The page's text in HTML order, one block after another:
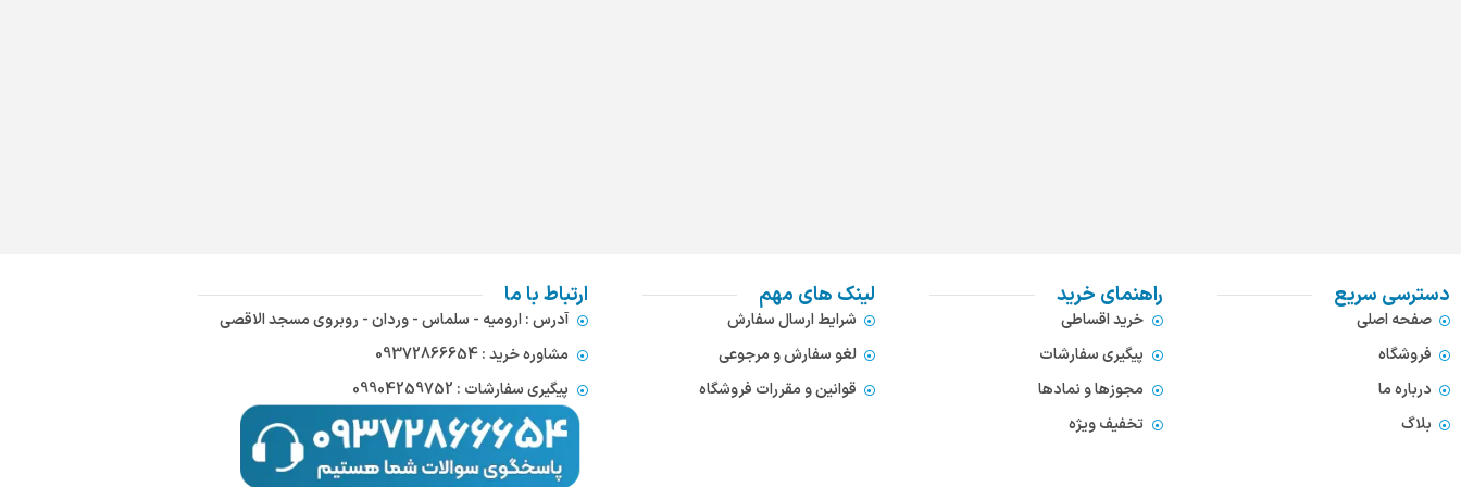
دسترسی سریع
صفحه اصلی
فروشگاه
درباره ما
بلاگ
راهنمای خرید
خرید اقساطی
پیگیری سفارشات
مجوزها و نمادها
تخفیف ویژه
لینک های مهم
شرایط ارسال سفارش
لغو سفارش و مرجوعی
قوانین و مقررات فروشگاه
ارتباط با ما
آدرس : ارومیه - سلماس - وردان - روبروی مسجد الاقصی
مشاوره خرید : 09372866654
پیگیری سفارشات : 09904259752